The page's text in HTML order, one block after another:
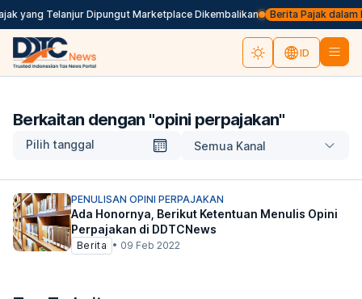
yang Telanjur Dipungut Marketplace Dikembalikan Berita Pajak dalam
ID
Berkaitan dengan "opini perpajakan"
Pilih tanggal Semua Kanal
PENULISAN OPINI PERPAJAKAN
Ada Honornya, Berikut Ketentuan Menulis Opini
Perpajakan di DDTCNews
Berita • 09 Feb 2022